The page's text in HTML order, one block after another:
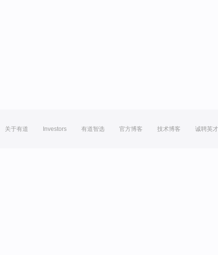
关于有道 Investors 有道智选 官方博客 技术博客 诚聘英才